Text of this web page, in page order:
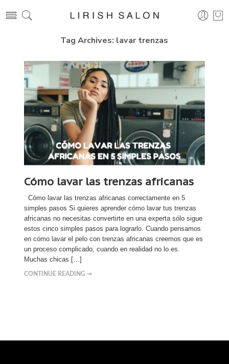
Tag Archives: lavar trenzas
Cómo lavar las trenzas africanas
Cómo lavar las trenzas africanas correctamente en 5
simples pasos Si quieres aprender cómo lavar tus trenzas
africanas no necesitas convertirte en una experta sólo sigue
estos cinco simples pasos para lograrlo. Cuando pensamos
en cómo lavar el pelo con trenzas africanas creemos que es
un proceso complicado, cuando en realidad no lo es.
Muchas chicas […]
CONTINUE READING ➞